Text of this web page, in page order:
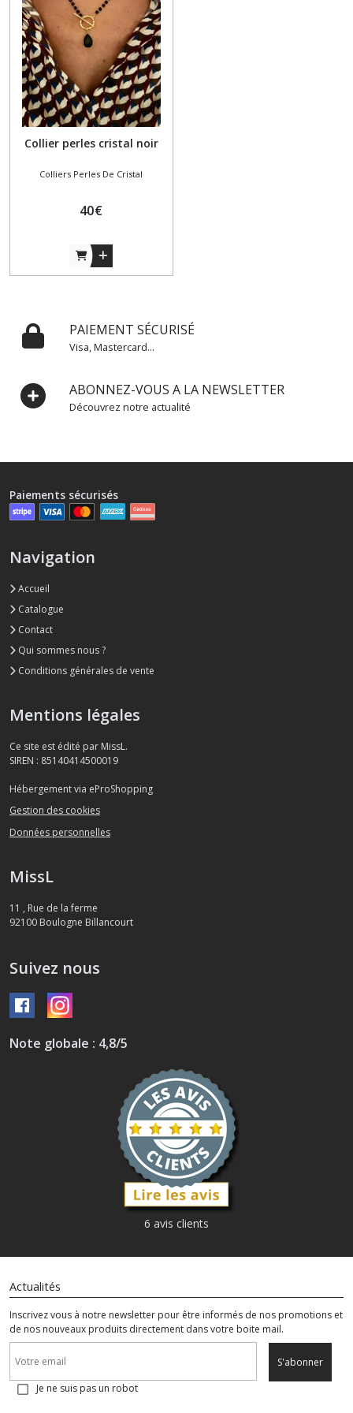
Collier perles cristal noir
Colliers Perles De Cristal
40€
PAIEMENT SÉCURISÉ
Visa, Mastercard...
ABONNEZ-VOUS A LA NEWSLETTER
Découvrez notre actualité
Colliers
Talisman
-
Mauvais
oeil
(6)
colorés
les
Paiements sécurisés
Navigation
Accueil
Catalogue
Contact
Qui sommes nous ?
Conditions générales de vente
Mentions légales
Ce site est édité par MissL.
SIREN : 85140414500019
Hébergement via eProShopping
Gestion des cookies
Données personnelles
MissL
11 , Rue de la ferme
92100 Boulogne Billancourt
Suivez nous
Note globale : 4,8/5
6 avis clients
Actualités
Inscrivez vous à notre newsletter pour être informés de nos promotions et
de nos nouveaux produits directement dans votre boite mail.
S'abonner
Je ne suis pas un robot